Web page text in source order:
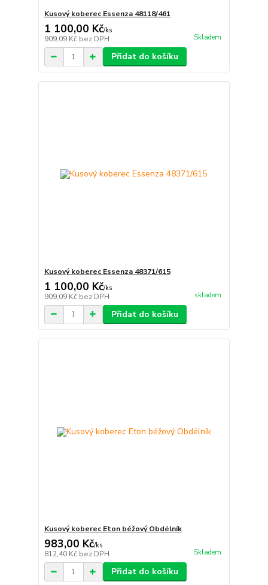
Kusový koberec Essenza 48118/461
1 100,00 Kč/ks
909,09 Kč bez DPH Skladem
Přidat do košíku
Kusový koberec Essenza 48371/615
1 100,00 Kč/ks
909,09 Kč bez DPH skladem
Přidat do košíku
Kusový koberec Eton béžový Obdélník
983,00 Kč/ks
812,40 Kč bez DPH Skladem
Přidat do košíku